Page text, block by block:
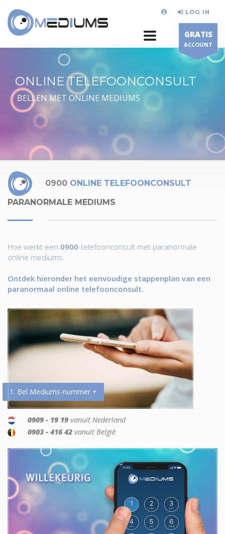
LOG IN
GRATIS
ACCOUNT
ONLINE TELEFOONCONSULT
BELLEN MET ONLINE MEDIUMS
0900 ONLINE TELEFOONCONSULT
PARANORMALE MEDIUMS
Hoe werkt een 0900-telefoonconsult met paranormale
online mediums.
Ontdek hieronder het eenvoudige stappenplan van een
paranormaal online telefoonconsult.
1. Bel Mediums-nummer +
0909 - 19 19 vanuit Nederland
0903 - 416 42 vanuit België